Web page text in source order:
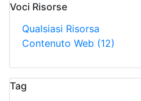
Voci Risorse
Qualsiasi Risorsa
Contenuto Web (12)
Tag